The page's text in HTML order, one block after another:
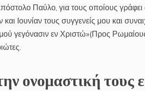
Παύλο, για τους οποίους
Ιουνίαν τους συγγενείς μου και
γεγόνασιν εν Χριστώ»(Προς
ονομαστική τους